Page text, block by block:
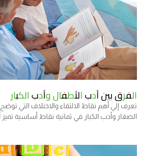
الفرق بين أدب الأطفال وأدب الكبار
تعرف إلي أهم نقاط الالتقاء والاختلاف التي
الصغار وأدب الكبار في ثمانية نقاط أساسية